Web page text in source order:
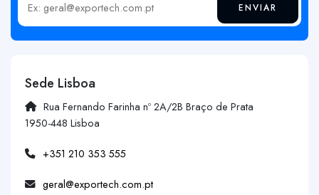
Insira o seu email ENVIAR
Sede Lisboa
Rua Fernando Farinha nº 2A/2B Braço de Prata
1950-448 Lisboa
+351 210 353 555
geral@exportech.com.pt